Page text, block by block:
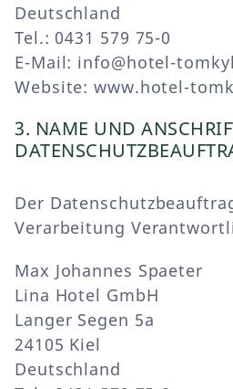
Deutschland
Tel.: 0431 579 75-0
E-Mail: info@hotel-
Website: www.hotel-
3. NAME UND
Der
Verarbeitung
Max Johannes Spaeter
Lina Hotel GmbH
Langer Segen 5a
24105 Kiel
Deutschland